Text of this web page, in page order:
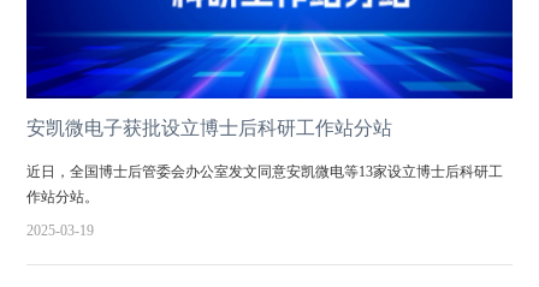
安凯微电子获批设立博士后科研工作站分站
近日，全国博士后管委会办公室发文同意安凯微电等13家设立博士后科研工
作站分站。
2025-03-19